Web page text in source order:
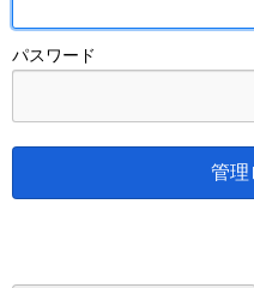
パスワード
管理